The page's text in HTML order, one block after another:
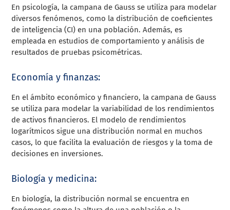
En psicología, la campana de Gauss se utiliza para modelar
diversos fenómenos, como la distribución de coeficientes
de inteligencia (CI) en una población. Además, es
empleada en estudios de comportamiento y análisis de
resultados de pruebas psicométricas.
Economía y finanzas:
En el ámbito económico y financiero, la campana de Gauss
se utiliza para modelar la variabilidad de los rendimientos
de activos financieros. El modelo de rendimientos
logarítmicos sigue una distribución normal en muchos
casos, lo que facilita la evaluación de riesgos y la toma de
decisiones en inversiones.
Biología y medicina:
En biología, la distribución normal se encuentra en